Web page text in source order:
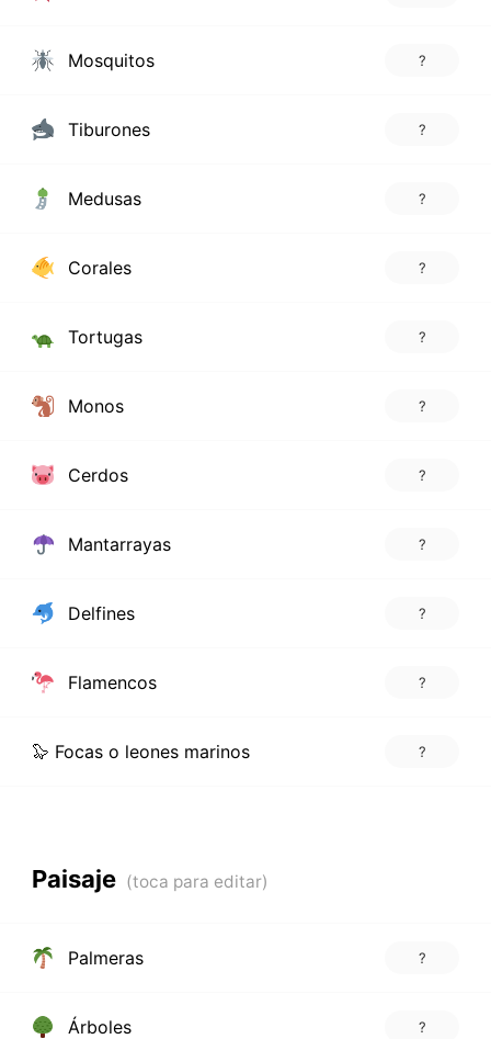
Mosquitos ?
Tiburones ?
Medusas ?
Corales ?
Tortugas ?
Monos ?
Cerdos ?
Mantarrayas ?
Delfines ?
Flamencos ?
🦭 Focas o leones marinos ?
Paisaje
Palmeras ?
Árboles ?